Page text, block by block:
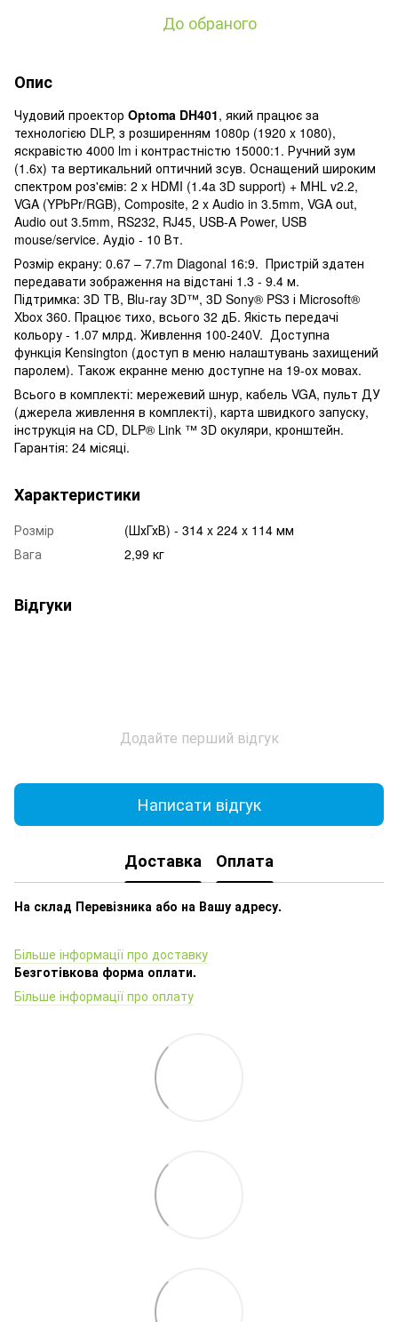
До обраного
Опис
Чудовий проектор Optoma DH401, який працює за
технологією DLP, з розширенням 1080p (1920 x 1080),
яскравістю 4000 lm і контрастністю 15000:1. Ручний зум
(1.6x) та вертикальний оптичний зсув. Оснащений широким
спектром роз'ємів: 2 x HDMI (1.4a 3D support) + MHL v2.2,
VGA (YPbPr/RGB), Composite, 2 x Audio in 3.5mm, VGA out,
Audio out 3.5mm, RS232, RJ45, USB-A Power, USB
mouse/service. Аудіо - 10 Вт.
Розмір екрану: 0.67 – 7.7m Diagonal 16:9. Пристрій здатен
передавати зображення на відстані 1.3 - 9.4 м.
Підтримка: 3D ТВ, Blu-ray 3D™, 3D Sony® PS3 і Microsoft®
Xbox 360. Працює тихо, всього 32 дБ. Якість передачі
кольору - 1.07 млрд. Живлення 100-240V. Доступна
функція Kensington (доступ в меню налаштувань захищений
паролем). Також екранне меню доступне на 19-ох мовах.
Всього в комплекті: мережевий шнур, кабель VGA, пульт ДУ
(джерела живлення в комплекті), карта швидкого запуску,
інструкція на CD, DLP® Link ™ 3D окуляри, кронштейн.
Гарантія: 24 місяці.
Характеристики
Розмір
(ШхГхВ) - 314 x 224 x 114 мм
Вага
2,99 кг
Відгуки
Додайте перший відгук
Написати відгук
Доставка Оплата
На склад Перевізника або на Вашу адресу.
Більше інформації про доставку
Безготівкова форма оплати.
Більше інформації про оплату